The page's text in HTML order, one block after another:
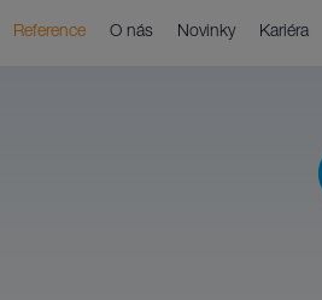
Reference O nás Novinky Kariéra